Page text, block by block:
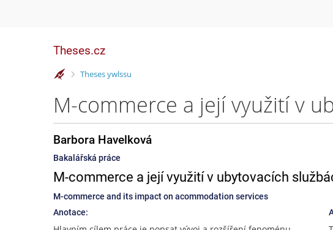
Theses.cz
>
Theses ywlssu
M-commerce a její využití v
Barbora Havelková
Bakalářská práce
M-commerce a její využití v ubytovacích
M-commerce and its impact on acommodation services
Anotace: